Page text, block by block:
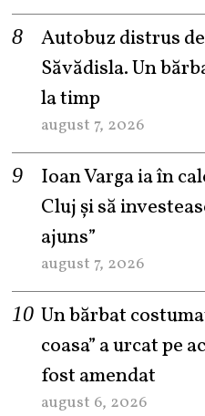
Autobuz distrus
Săvădisla. Un
la timp
august 7, 2026
Ioan Varga ia în
Cluj și să
ajuns”
august 7, 2026
Un bărbat
coasa” a urcat pe
fost amendat
august 6, 2026